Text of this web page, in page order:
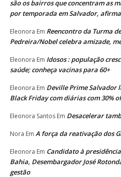
são os bairros que concentram as
por temporada em Salvador,
Eleonora Em Reencontro da Turma
Pedreira/Nobel celebra amizade,
Eleonora Em Idosos : população
saúde; conheça vacinas para 60+
Eleonora Em Deville Prime Salvador
Black Friday com diárias com 30%
Eleonora Santos Em Desacelerar
Nora Em A força da reativação dos
Eleonora Em Candidato à
Bahia, Desembargador José
gestão